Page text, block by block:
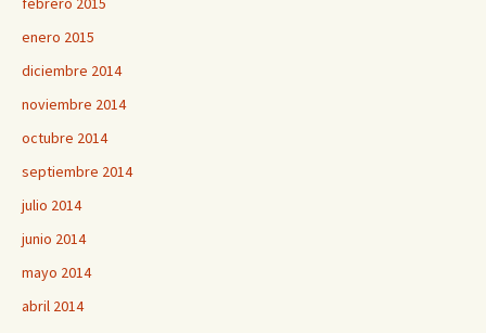
enero 2015
diciembre 2014
noviembre 2014
octubre 2014
septiembre 2014
julio 2014
junio 2014
mayo 2014
abril 2014